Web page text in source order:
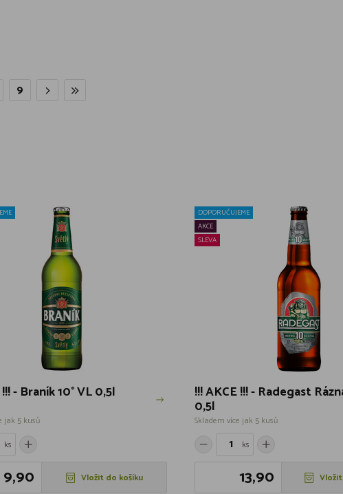
9
- Braník 10° VL 0,5l
jak 5 kusů
ks
9,90 Vložit do košíku
DOPORUČUJEME
AKCE
SLEVA
!!! AKCE !!! - Radegast
0,5l
Skladem více jak 5 kusů
ks
13,90